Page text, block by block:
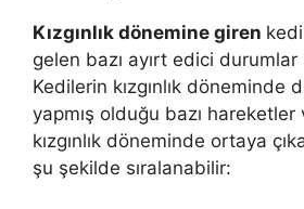
Kızgınlık dönemine giren
gelen bazı ayırt edici
Kedilerin kızgınlık döneminde
yapmış olduğu bazı hareketler
kızgınlık döneminde ortaya
şu şekilde sıralanabilir: